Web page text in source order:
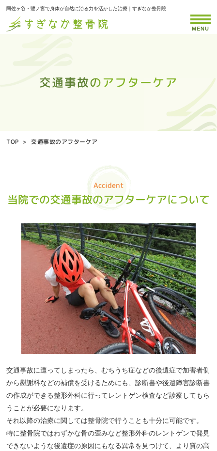
阿佐ヶ谷・鷺ノ宮で身体が自然に治る力を活かした治療｜すぎなか整骨院
交通事故のアフターケア
交通事故のアフターケア
交通事故のアフターケア
交通事故のアフターケア
交通事故のアフターケア
交通事故のアフターケア
交通事故のアフターケア
交通事故のアフターケア
交通事故のアフターケア
交通事故のアフターケア
交通事故のアフターケア
交通事故のアフターケア
交通事故のアフターケア
交通事故のアフターケア
交通事故のアフターケア
交通事故のアフターケア
交通事故のアフターケア
交通事故のアフターケア
交通事故のアフターケア
交通事故のアフターケア
交通事故のアフターケア
交通事故のアフターケア
交通事故のアフターケア
交通事故のアフターケア
交通事故のアフターケア
交通事故のアフターケア
交通事故のアフターケア
交通事故のアフターケア
交通事故のアフターケア
交通事故のアフターケア
交通事故のアフターケア
交通事故のアフターケア
交通事故のアフターケア
交通事故のアフターケア
交通事故のアフターケア
交通事故のアフターケア
交通事故のアフターケア
交通事故のアフターケア
交通事故のアフターケア
交通事故のアフターケア
交通事故のアフターケア
交通事故のアフターケア
交通事故のアフターケア
交通事故のアフターケア
交通事故のアフターケア
交通事故のアフターケア
交通事故のアフターケア
交通事故のアフターケア
交通事故のアフターケア
交通事故のアフターケア
交通事故のアフターケア
交通事故のアフターケア
交通事故のアフターケア
交通事故のアフターケア
交通事故のアフターケア
交通事故のアフターケア
交通事故のアフターケア
交通事故のアフターケア
交通事故のアフターケア
交通事故のアフターケア
交通事故のアフターケア
交通事故のアフターケア
交通事故のアフターケア
交通事故のアフターケア
交通事故のアフターケア
交通事故のアフターケア
交通事故のアフターケア
交通事故のアフターケア
交通事故のアフターケア
交通事故のアフターケア
交通事故のアフターケア
交通事故のアフターケア
交通事故のアフターケア
交通事故のアフターケア
交通事故のアフターケア
交通事故のアフターケア
交通事故のアフターケア
交通事故のアフターケア
交通事故のアフターケア
交通事故のアフターケア
交通事故のアフターケア
交通事故のアフターケア
交通事故のアフターケア
交通事故のアフターケア
交通事故のアフターケア
交通事故のアフターケア
交通事故のアフターケア
交通事故のアフターケア
交通事故のアフターケア
交通事故のアフターケア
交通事故のアフターケア
交通事故のアフターケア
交通事故のアフターケア
交通事故のアフターケア
交通事故のアフターケア
交通事故のアフターケア
MENU
TOP > 交通事故のアフターケア
Accident
当院での交通事故のアフターケアについて
交通事故に遭ってしまったら、むちうち症などの後遺症で加害者側
から慰謝料などの補償を受けるためにも、診断書や後遺障害診断書
の作成ができる整形外科に行ってレントゲン検査など診察してもら
うことが必要になります。
それ以降の治療に関しては整骨院で行うことも十分に可能です。
特に整骨院ではわずかな骨の歪みなど整形外科のレントゲンで発見
できないような後遺症の原因にもなる異常を見つけて、より質の高